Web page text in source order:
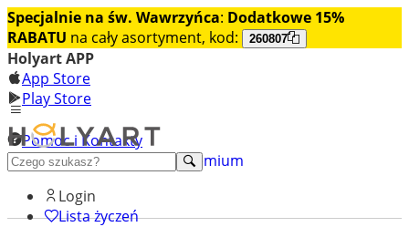
Specjalnie na św. Wawrzyńca: Dodatkowe 15%
RABATU na cały asortyment, kod: 260807
Holyart APP
App Store
Play Store
Pomoc i Kontakty
+48 222 922 860
Odkryj premium
Login
Lista życzeń